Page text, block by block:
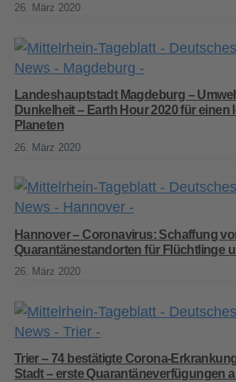
26. März 2020
Landeshauptstadt Magdeburg –
Dunkelheit – Earth Hour 2020 für einen
Planeten
26. März 2020
Hannover – Coronavirus: Schaffung
Quarantänestandorten für Flüchtlinge
26. März 2020
Trier – 74 bestätigte Corona-
Stadt – erste Quarantäneverfügungen